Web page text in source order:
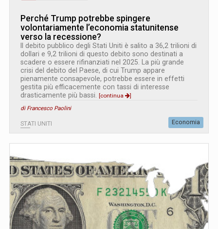
Perché Trump potrebbe spingere
volontariamente l’economia statunitense
verso la recessione?
Il debito pubblico degli Stati Uniti è salito a 36,2 trilioni di
dollari e 9,2 trilioni di questo debito sono destinati a
scadere o essere rifinanziati nel 2025. La più grande
crisi del debito del Paese, di cui Trump appare
pienamente consapevole, potrebbe essere in effetti
gestita più efficacemente con tassi di interesse
drasticamente più bassi. [continua
]
di Francesco Paolini
STATI UNITI Economia